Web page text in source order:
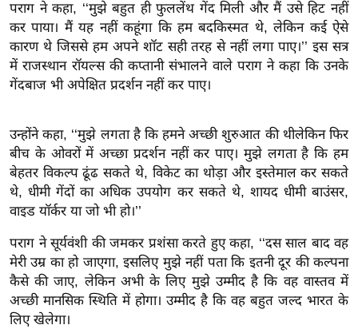
ख्सि
य
त
यं
डि
या
सा
हि
ज
ग
त
ऑ
पराग ने कहा, ‘‘मुझे बहुत ही फुललेंथ गेंद मिली और मैं उसे हिट नहीं
कर पाया। मैं यह नहीं कहूंगा कि हम बदकिस्मत थे, लेकिन कई ऐसे
कारण थे जिससे हम अपने शॉट सही तरह से नहीं लगा पाए।’’ इस सत्र
में राजस्थान रॉयल्स की कप्तानी संभालने वाले पराग ने कहा कि उनके
गेंदबाज भी अपेक्षित प्रदर्शन नहीं कर पाए।
उन्होंने कहा, ‘‘मुझे लगता है कि हमने अच्छी शुरुआत की थीलेकिन फिर
बीच के ओवरों में अच्छा प्रदर्शन नहीं कर पाए। मुझे लगता है कि हम
बेहतर विकल्प ढूंढ सकते थे, विकेट का थोड़ा और इस्तेमाल कर सकते
थे, धीमी गेंदों का अधिक उपयोग कर सकते थे, शायद धीमी बाउंसर,
वाइड यॉर्कर या जो भी हो।’’
पराग ने सूर्यवंशी की जमकर प्रशंसा करते हुए कहा, ‘‘दस साल बाद वह
मेरी उम्र का हो जाएगा, इसलिए मुझे नहीं पता कि इतनी दूर की कल्पना
कैसे की जाए, लेकिन अभी के लिए मुझे उम्मीद है कि वह वास्तव में
अच्छी मानसिक स्थिति में होगा। उम्मीद है कि वह बहुत जल्द भारत के
लिए खेलेगा।